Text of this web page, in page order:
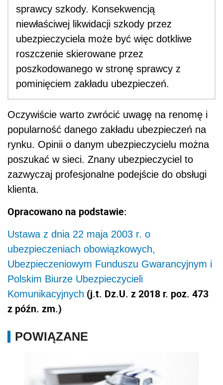
sprawcy szkody. Konsekwencją
niewłaściwej likwidacji szkody przez
ubezpieczyciela może być więc dotkliwe
roszczenie skierowane przez
poszkodowanego w stronę sprawcy z
pominięciem zakładu ubezpieczeń.
Oczywiście warto zwrócić uwagę na renomę i
popularność danego zakładu ubezpieczeń na
rynku. Opinii o danym ubezpieczycielu można
poszukać w sieci. Znany ubezpieczyciel to
zazwyczaj profesjonalne podejście do obsługi
klienta.
Opracowano na podstawie:
Ustawa z dnia 22 maja 2003 r. o
ubezpieczeniach obowiązkowych,
Ubezpieczeniowym Funduszu Gwarancyjnym i
Polskim Biurze Ubezpieczycieli
Komunikacyjnych (j.t. Dz.U. z 2018 r. poz. 473
z późn. zm.)
POWIĄZANE